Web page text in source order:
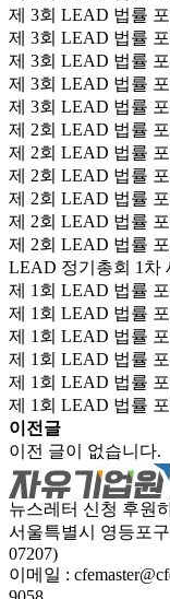
제 3회 LEAD 법률
제 3회 LEAD 법률
제 3회 LEAD 법률
제 3회 LEAD 법률
제 3회 LEAD 법률
제 2회 LEAD 법률
제 2회 LEAD 법률
제 2회 LEAD 법률
제 2회 LEAD 법률
제 2회 LEAD 법률
제 2회 LEAD 법률
LEAD 정기총회 1차
제 1회 LEAD 법률
제 1회 LEAD 법률
제 1회 LEAD 법률
제 1회 LEAD 법률
제 1회 LEAD 법률
제 1회 LEAD 법률
이전글
이전 글이 없습니다.
뉴스레터 신청 후원
서울특별시 영등포
07207)
이메일 :